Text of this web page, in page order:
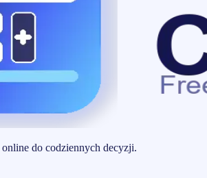
do codziennych decyzji.